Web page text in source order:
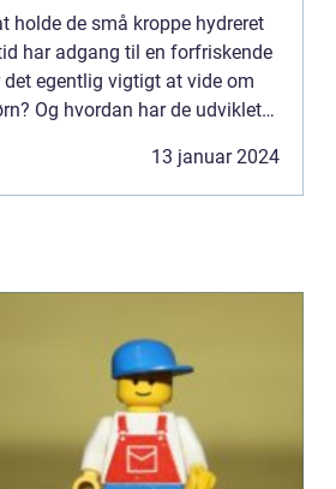
holde de små kroppe hydreret
har adgang til en forfriskende
egentlig vigtigt at vide om
Og hvordan har de udviklet
13 januar 2024